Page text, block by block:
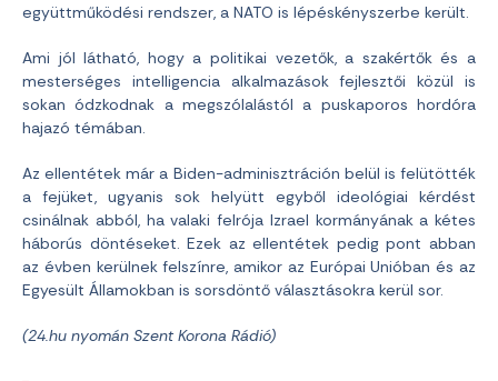
együttműködési rendszer, a NATO is lépéskényszerbe került.
Ami jól látható, hogy a politikai vezetők, a szakértők és a
mesterséges intelligencia alkalmazások fejlesztői közül is
sokan ódzkodnak a megszólalástól a puskaporos hordóra
hajazó témában.
Az ellentétek már a Biden-adminisztráción belül is felütötték
a fejüket, ugyanis sok helyütt egyből ideológiai kérdést
csinálnak abból, ha valaki felrója Izrael kormányának a kétes
háborús döntéseket. Ezek az ellentétek pedig pont abban
az évben kerülnek felszínre, amikor az Európai Unióban és az
Egyesült Államokban is sorsdöntő választásokra kerül sor.
(24.hu nyomán Szent Korona Rádió)